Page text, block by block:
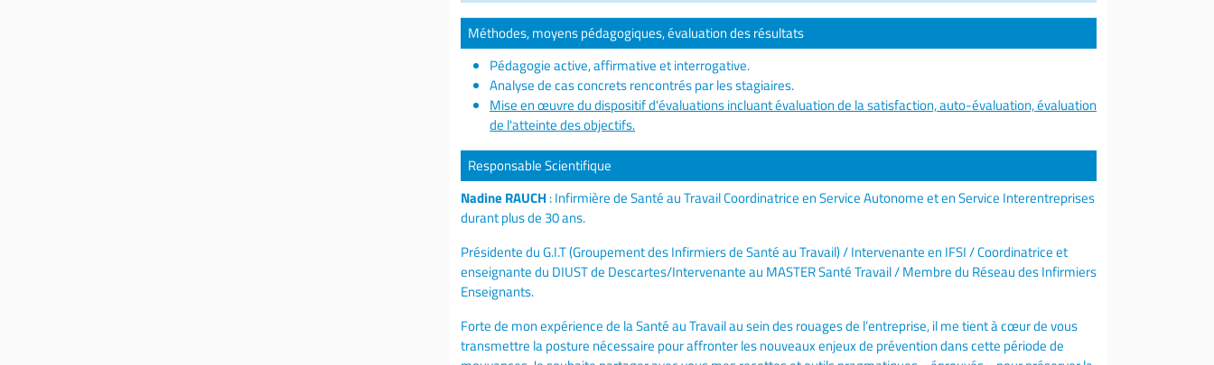
Méthodes, moyens pédagogiques, évaluation des résultats
Pédagogie active, affirmative et interrogative.
Analyse de cas concrets rencontrés par les stagiaires.
Mise en œuvre du dispositif d'évaluations incluant évaluation de la satisfaction, auto-évaluation, évaluation
de l'atteinte des objectifs.
Responsable Scientifique
Nadine RAUCH : Infirmière de Santé au Travail Coordinatrice en Service Autonome et en Service Interentreprises
durant plus de 30 ans.
Présidente du G.I.T (Groupement des Infirmiers de Santé au Travail) / Intervenante en IFSI / Coordinatrice et
enseignante du DIUST de Descartes/Intervenante au MASTER Santé Travail / Membre du Réseau des Infirmiers
Enseignants.
Forte de mon expérience de la Santé au Travail au sein des rouages de l’entreprise, il me tient à cœur de vous
transmettre la posture nécessaire pour affronter les nouveaux enjeux de prévention dans cette période de